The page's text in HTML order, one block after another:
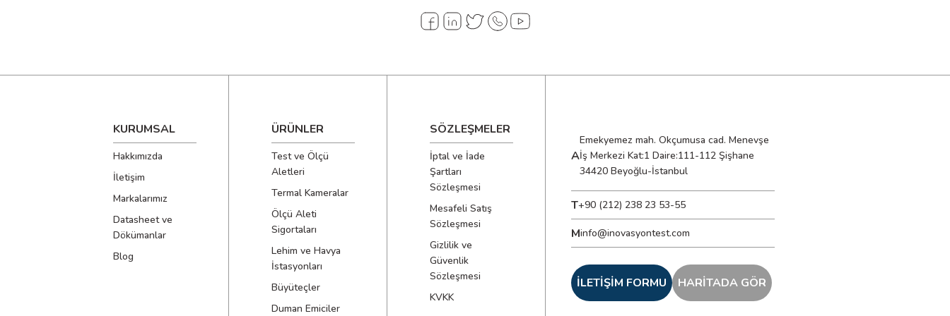
- 3,5 mm Kulaklık Girişi
- Dijital ve Analog Tonlama Modları
- Pil Kapağı ve Kapağı Sabitleyen Vida (#2 Phillips)
- Uyarı veya Dikkat
- Onaylı göz koruması kullanın
- Enerjili devrelerde kullanmayın
- Talimatları okuyun
- Avrupa Ekonomik Alanı direktiflerine uygunluk (CE)
- Birleşik Krallık Uygunluk Değerlendirmesi (UKCA)
- Ekipman ve aksesuarlarının ayrı toplanması ve doğru şekilde imha edilmesi
gerektiğini gösterir
- Bireysel veya çiftli kabloların izlenmesi (VDV500-163 Dijital Toner-Pro ile birlikte
KURUMSAL
Hakkımızda
İletişim
Markalarımız
Datasheet ve
Dökümanlar
Blog
ÜRÜNLER
Test ve Ölçü
Aletleri
Termal Kameralar
Ölçü Aleti
Sigortaları
Lehim ve Havya
İstasyonları
Büyüteçler
Duman Emiciler
SÖZLEŞMELER
İptal ve İade
Şartları
Sözleşmesi
Mesafeli Satış
Sözleşmesi
Gizlilik ve
Güvenlik
Sözleşmesi
KVKK
A
Emekyemez mah. Okçumusa cad. Menevşe
İş Merkezi Kat:1 Daire:111-112 Şişhane
34420 Beyoğlu-İstanbul
T+90 (212) 238 23 53-55
Minfo@inovasyontest.com
İLETİŞİM FORMU HARİTADA GÖR